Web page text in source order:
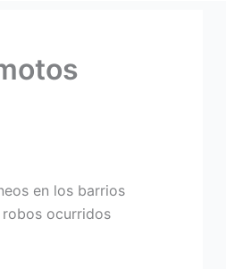
en los barrios
ocurridos